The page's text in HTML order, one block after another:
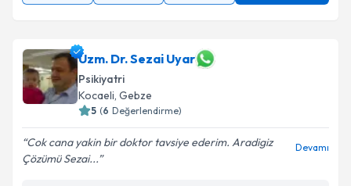
Uzm. Dr. Sezai Uyar
Psikiyatri
Kocaeli, Gebze
5 (6 Değerlendirme)
Cok cana yakin bir doktor tavsiye ederim. Aradigiz
Çözümü Sezai...
Devamı